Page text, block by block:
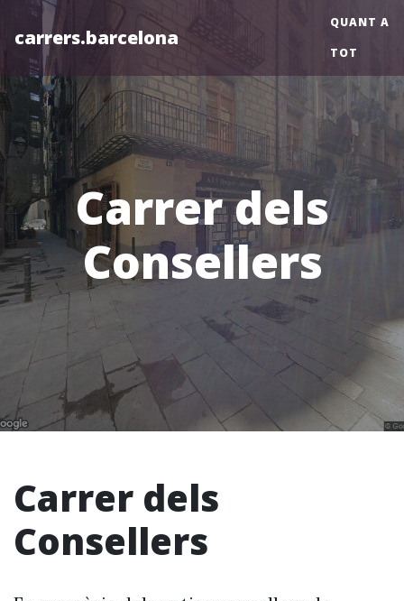
carrers.barcelona
QUANT A
TOT
Carrer dels
Consellers
Carrer dels
Consellers